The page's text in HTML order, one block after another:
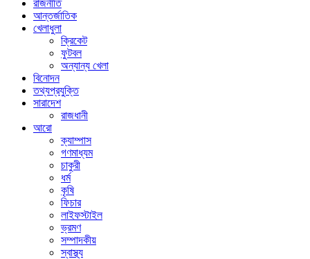
রাজনীতি
আন্তর্জাতিক
খেলাধুলা
ক্রিকেট
ফুটবল
অন্যান্য খেলা
বিনোদন
তথ্যপ্রযুক্তি
সারাদেশ
রাজধানী
আরো
ক্যাম্পাস
গণমাধ্যম
চাকুরী
ধর্ম
কৃষি
ফিচার
লাইফস্টাইল
ভ্রমণ
সম্পাদকীয়
স্বাস্থ্য